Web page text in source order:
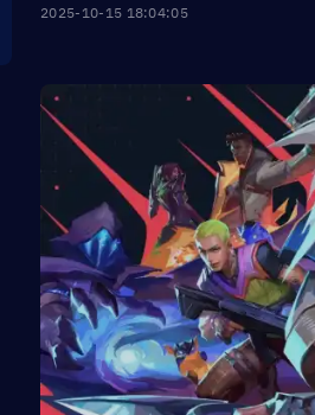
2025-10-15 18:04:05